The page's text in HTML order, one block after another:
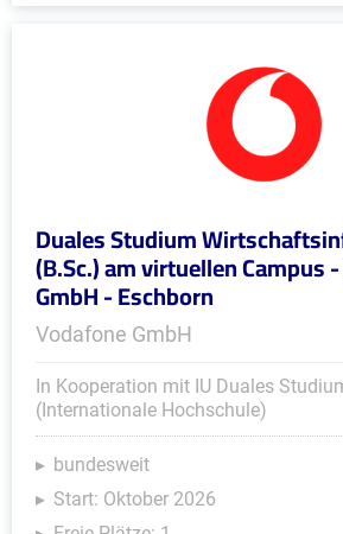
Duales Studium
(B.Sc.) am virtuellen Campus
GmbH - Eschborn
Vodafone GmbH
In Kooperation mit IU Duales
(Internationale Hochschule)
bundesweit
Start: Oktober 2026